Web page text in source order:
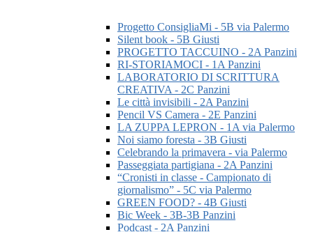
Progetto ConsigliaMi - 5B via Palermo
Silent book - 5B Giusti
PROGETTO TACCUINO - 2A Panzini
RI-STORIAMOCI - 1A Panzini
LABORATORIO DI SCRITTURA
CREATIVA - 2C Panzini
Le città invisibili - 2A Panzini
Pencil VS Camera - 2E Panzini
LA ZUPPA LEPRON - 1A via Palermo
Noi siamo foresta - 3B Giusti
Celebrando la primavera - via Palermo
Passeggiata partigiana - 2A Panzini
“Cronisti in classe - Campionato di
giornalismo” - 5C via Palermo
GREEN FOOD? - 4B Giusti
Bic Week - 3B-3B Panzini
Podcast - 2A Panzini